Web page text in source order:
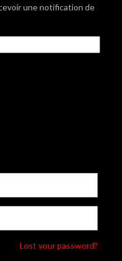
une notification de
Lost your password?